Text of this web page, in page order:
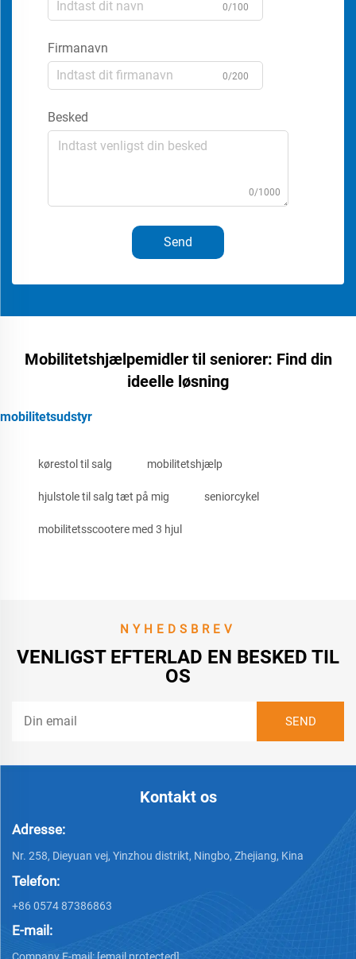
0/100
Firmanavn
0/200
Besked
0/1000
Send
Mobilitetshjælpemidler til seniorer: Find din
ideelle løsning
mobilitetsudstyr
kørestol til salg mobilitetshjælp
hjulstole til salg tæt på mig seniorcykel
mobilitetsscootere med 3 hjul
NYHEDSBREV
VENLIGST EFTERLAD EN BESKED TIL
OS
Kontakt os
Adresse:
Nr. 258, Dieyuan vej, Yinzhou distrikt, Ningbo, Zhejiang, Kina
Telefon:
+86 0574 87386863
E-mail:
Company E-mail: [email protected]